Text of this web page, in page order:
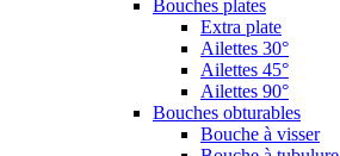
Bouches plates
Extra plate
Ailettes 30°
Ailettes 45°
Ailettes 90°
Bouches obturables
Bouche à visser